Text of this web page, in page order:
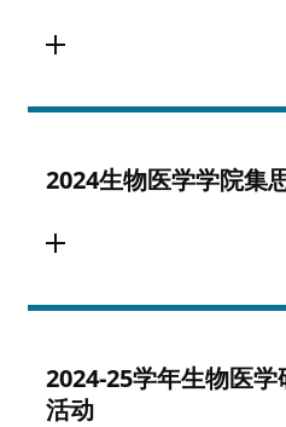
2024生物医学学院集
2024-25学年生物医
活动